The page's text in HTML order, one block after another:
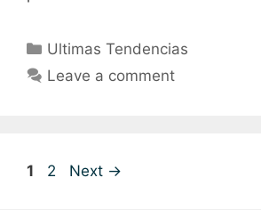
Ultimas Tendencias
Leave a comment
1 2 Next →